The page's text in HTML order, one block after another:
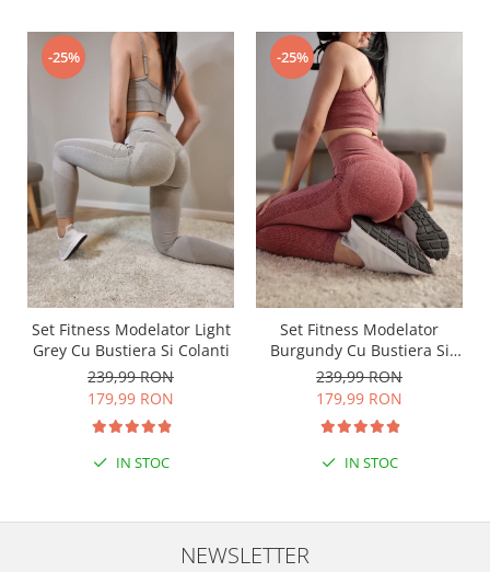
-25%
Set Fitness Modelator Light
Grey Cu Bustiera Si Colanti
239,99 RON
179,99 RON
IN STOC
-25%
Set Fitness Modelator
Burgundy Cu Bustiera Si
Colanti
239,99 RON
179,99 RON
IN STOC
NEWSLETTER